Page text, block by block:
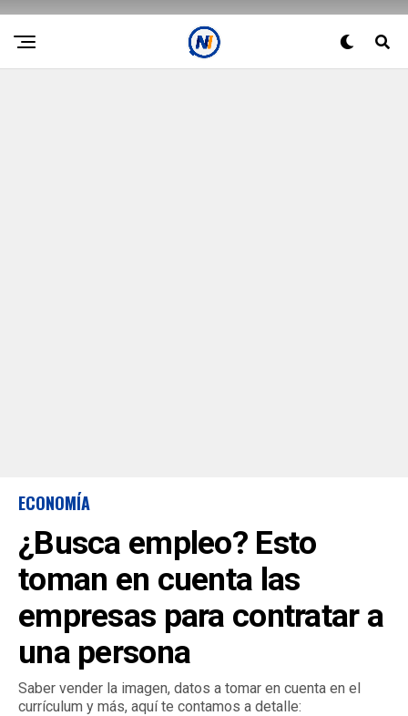
ECONOMÍA
¿Busca empleo? Esto
toman en cuenta las
empresas para contratar a
una persona
Saber vender la imagen, datos a tomar en cuenta en el
currículum y más, aquí te contamos a detalle: